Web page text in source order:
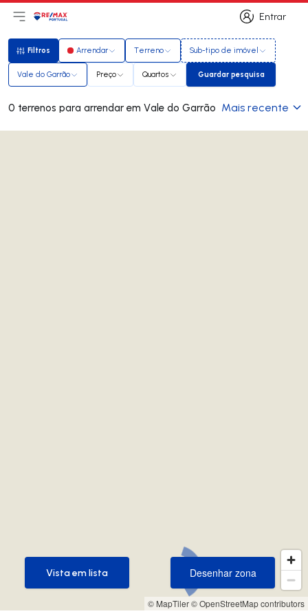
Entrar
Entrar
Abri menu principal
LogoIr para página inicial
Filtros
Filtros Arrendar Terreno Sub-tipo de imóvel
Vale do Garrão Preço Quartos Guardar pesquisa
Guardar pesquisa
0 terrenos para arrendar em Vale do Garrão Mais recente
© MapTiler© OpenStreetMap contributors
Desenhar zona
Desenhar zona
Vista em lista
Vista em lista